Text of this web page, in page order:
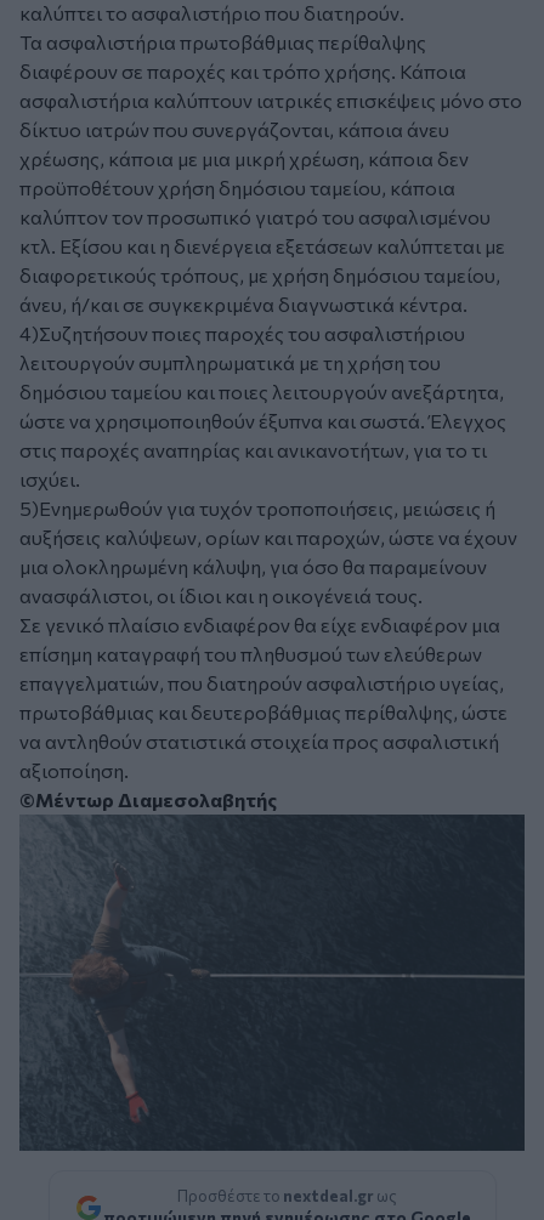
καλύπτει το ασφαλιστήριο που διατηρούν.
Τα ασφαλιστήρια πρωτοβάθμιας περίθαλψης
διαφέρουν σε παροχές και τρόπο χρήσης. Κάποια
ασφαλιστήρια καλύπτουν ιατρικές επισκέψεις μόνο στο
δίκτυο ιατρών που συνεργάζονται, κάποια άνευ
χρέωσης, κάποια με μια μικρή χρέωση, κάποια δεν
προϋποθέτουν χρήση δημόσιου ταμείου, κάποια
καλύπτον τον προσωπικό γιατρό του ασφαλισμένου
κτλ. Εξίσου και η διενέργεια εξετάσεων καλύπτεται με
διαφορετικούς τρόπους, με χρήση δημόσιου ταμείου,
άνευ, ή/και σε συγκεκριμένα διαγνωστικά κέντρα.
4)Συζητήσουν ποιες παροχές του ασφαλιστήριου
λειτουργούν συμπληρωματικά με τη χρήση του
δημόσιου ταμείου και ποιες λειτουργούν ανεξάρτητα,
ώστε να χρησιμοποιηθούν έξυπνα και σωστά. Έλεγχος
στις παροχές αναπηρίας και ανικανοτήτων, για το τι
ισχύει.
5)Ενημερωθούν για τυχόν τροποποιήσεις, μειώσεις ή
αυξήσεις καλύψεων, ορίων και παροχών, ώστε να έχουν
μια ολοκληρωμένη κάλυψη, για όσο θα παραμείνουν
ανασφάλιστοι, οι ίδιοι και η οικογένειά τους.
Σε γενικό πλαίσιο ενδιαφέρον θα είχε ενδιαφέρον μια
επίσημη καταγραφή του πληθυσμού των ελεύθερων
επαγγελματιών, που διατηρούν ασφαλιστήριο υγείας,
πρωτοβάθμιας και δευτεροβάθμιας περίθαλψης, ώστε
να αντληθούν στατιστικά στοιχεία προς ασφαλιστική
αξιοποίηση.
©Μέντωρ Διαμεσολαβητής
Προσθέστε το nextdeal.gr ως